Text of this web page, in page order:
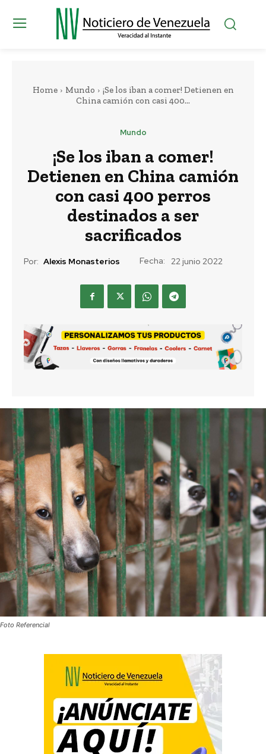
Home Mundo
¡Se los iban a comer! Detienen en
China camión con casi 400...
Mundo
¡Se los iban a comer!
Detienen en China camión
con casi 400 perros
destinados a ser
sacrificados
Por: Alexis Monasterios Fecha: 22 junio 2022
Foto Referencial